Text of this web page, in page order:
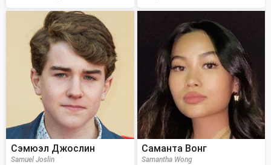
Сэмюэл Джослин
Samuel Joslin
Саманта Вонг
Samantha Wong